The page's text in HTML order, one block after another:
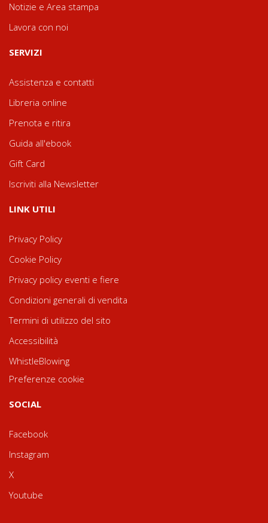
Notizie e Area stampa
Lavora con noi
SERVIZI
Assistenza e contatti
Libreria online
Prenota e ritira
Guida all'ebook
Gift Card
Iscriviti alla Newsletter
LINK UTILI
Privacy Policy
Cookie Policy
Privacy policy eventi e fiere
Condizioni generali di vendita
Termini di utilizzo del sito
Accessibilità
WhistleBlowing
Preferenze cookie
SOCIAL
Facebook
Instagram
X
Youtube